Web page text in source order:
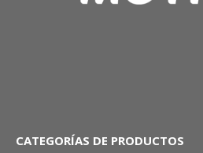
CATEGORÍAS DE PRODUCTOS